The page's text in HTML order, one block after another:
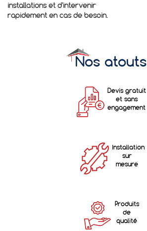
installations et d'intervenir
rapidement en cas de besoin.
Nos atouts
Devis gratuit
et sans
engagement
Installation
sur
mesure
Produits
de
qualité